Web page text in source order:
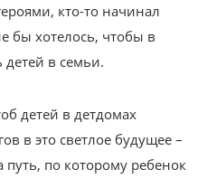
кто-то начинал
бы хотелось, чтобы в
детей в семьи.
детей в детдомах
в это светлое будущее –
по которому ребенок